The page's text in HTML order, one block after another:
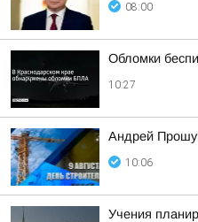
08:00
Обломки
10:27
Андрей
10:06
Учения